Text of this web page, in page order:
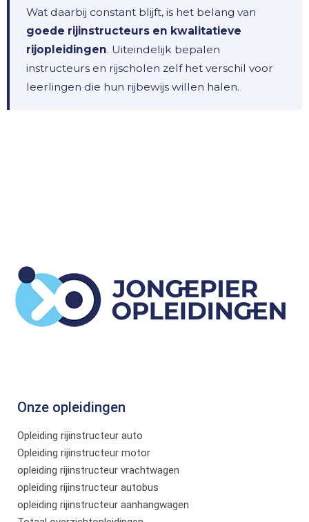
Wat daarbij constant blijft, is het belang van
goede rijinstructeurs en kwalitatieve
rijopleidingen. Uiteindelijk bepalen
instructeurs en rijscholen zelf het verschil voor
leerlingen die hun rijbewijs willen halen.
Onze opleidingen
Opleiding rijinstructeur auto
Opleiding rijinstructeur motor
opleiding rijinstructeur vrachtwagen
opleiding rijinstructeur autobus
opleiding rijinstructeur aanhangwagen